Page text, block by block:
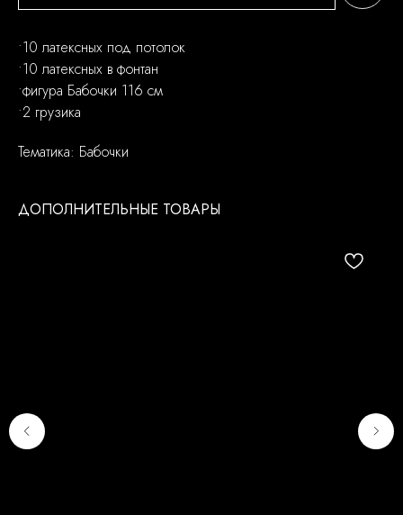
•10 латексных под потолок
•10 латексных в фонтан
•фигура Бабочки 116 см
•2 грузика
Тематика: Бабочки
ДОПОЛНИТЕЛЬНЫЕ ТОВАРЫ